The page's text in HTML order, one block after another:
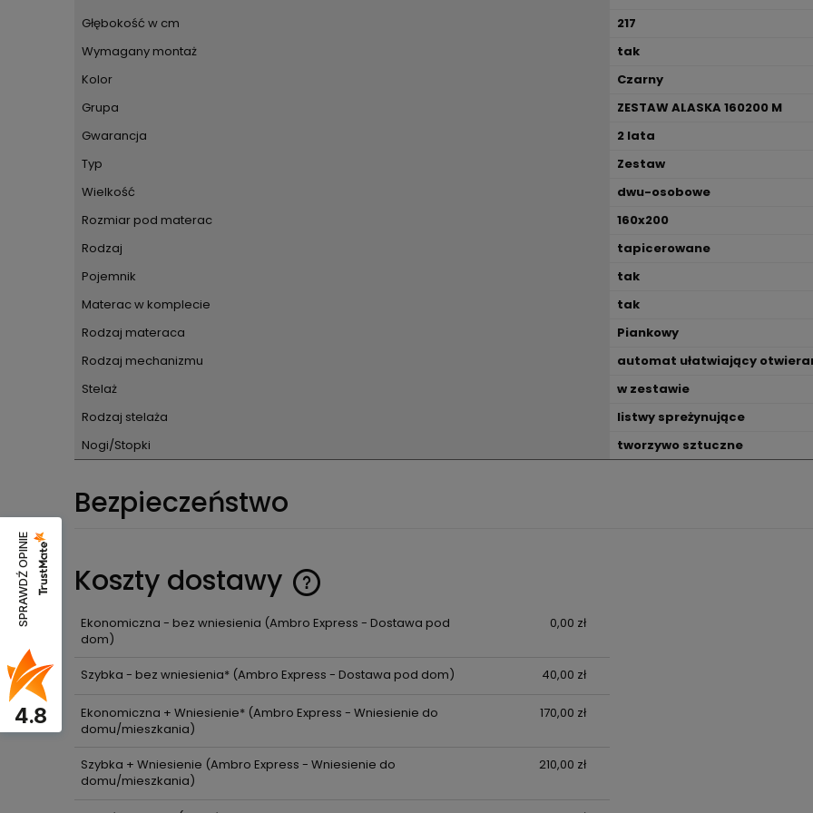
Głębokość w cm
217
Wymagany montaż
tak
Kolor
Czarny
Grupa
ZESTAW ALASKA 160200 M
Gwarancja
2 lata
Typ
Zestaw
Wielkość
dwu-osobowe
Rozmiar pod materac
160x200
Rodzaj
tapicerowane
Pojemnik
tak
Materac w komplecie
tak
Rodzaj materaca
Piankowy
Rodzaj mechanizmu
automat ułatwiający
Stelaż
w zestawie
Rodzaj stelaża
listwy spreżynujące
Nogi/Stopki
tworzywo sztuczne
Bezpieczeństwo
Koszty dostawy
Ekonomiczna - bez wniesienia (Ambro Express - Dostawa pod
dom)
0,00 zł
Szybka - bez wniesienia*(Ambro Express - Dostawa pod dom) 40,00 zł
Ekonomiczna + Wniesienie*(Ambro Express - Wniesienie do
domu/mieszkania)
170,00 zł
Szybka + Wniesienie (Ambro Express - Wniesienie do
domu/mieszkania)
210,00 zł
SPRAWDŹ OPINIE
4.8